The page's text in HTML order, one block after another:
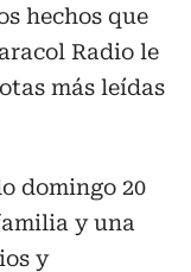
hechos que
Radio le
más leídas
domingo 20
y una
y